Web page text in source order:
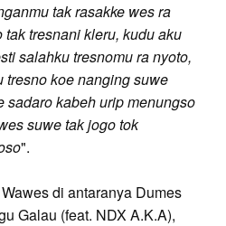
tak rasakke wes ra
tresnani kleru, kudu aku
salahku tresnomu ra nyoto,
tresno koe nanging suwe
sadaro kabeh urip menungso
suwe tak jogo tok
".
di antaranya Dumes
Galau (feat. NDX A.K.A),